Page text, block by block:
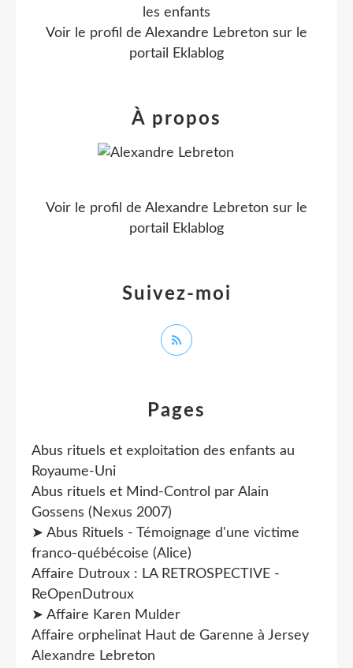
Pages
Abus rituels et exploitation des enfants au
Royaume-Uni
Abus rituels et Mind-Control par Alain
Gossens (Nexus 2007)
➤ Abus Rituels - Témoignage d'une victime
franco-québécoise (Alice)
Affaire Dutroux : LA RETROSPECTIVE -
ReOpenDutroux
➤ Affaire Karen Mulder
Affaire orphelinat Haut de Garenne à Jersey
Alexandre Lebreton
les enfants
Voir le profil de Alexandre Lebreton sur le
portail Eklablog
Suivez-moi
À propos
Voir le profil de Alexandre Lebreton sur le
portail Eklablog